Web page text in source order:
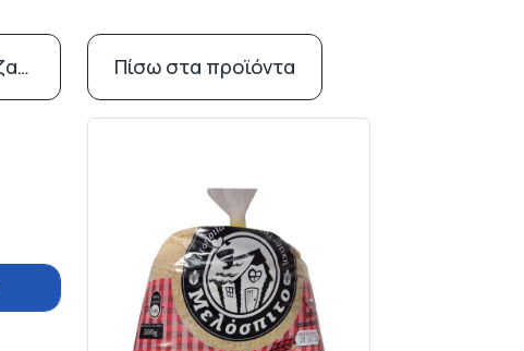
Επιστροφή σε: Αρτοζαχαροπλαστείο Πίσω στα προϊόντα